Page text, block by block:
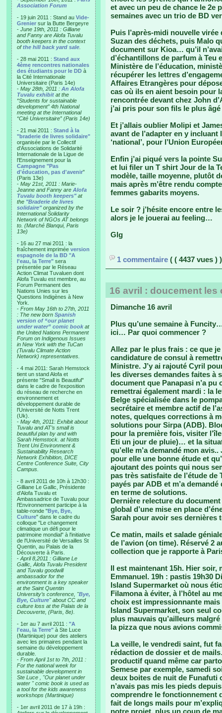
Association Forum
- 19 juin 2011 : Stand au Vide-
Grenier sur la Butte Bergeyre
- June 19th, 2011 : Gilliane
and Fanny are Alofa Tuvalu
booth keepers in the context
ofthe hill back yard sale
- 28 mai 2011 : Stand aux
4ème rencontres nationales
des étudiants pour le DD à
la Cité Internationale
Universitaire (Paris 14e)
- May 28th, 2011 : An Alofa
Tuvalu exhibit at the
“Students for sustainable
development” 4th National
meeting at the International
“Cité Universitaire” (Paris 14e)
- 21 mai 2011 : Stand à la
"braderie de livres solidaire"
organisée par le Collectif
d'Associations de Solidarité
Internationale de la Ligue de
l'Enseignement pour la
Campagne "Pas
d'éducation, pas d'avenir"
(Paris 13e)
- May 21st, 2011 : Marie-
Jeanne and Fanny are Alofa
Tuvalu booth keepers"at
the "Braderie de livres
solidaire"organized by the
International Solidarity
Network of NGOs AT belongs
to. (Marché Blanqui, Paris
13e)
- 16 au 27 mai 2011 : la
fraîchement imprimée version
espagnole de la BD "A
l'eau, la Terre" sera
présentée par le Réseau
Action Climat Tuvaluen dont
Alofa Tuvalu est membre, au
Forum Permanent des
Nations Unies sur les
Questions Indigènes à New
York.
- From May 16th to 27th, 2011
: The new born Spanish
version of “our planet
under water” comic book at
the United Nations Permanent
Forum on Indigenous Issues
in New York with the TuCan
(Tuvalu Climate Action
Network) representatives.
- 4 mai 2011: Sarah Hemstock
tient un stand Alofa et
présente "Small is Beautiful"
dans le cadre de l'exposition
du réseau de recherche en
environnement et
développement durable de
l'Université de Notts Trent
(Uk).
- May 4th, 2011: Exhibit about
Tuvalu and AT’s small is
beautiful plan by and with
Sarah Hemstock. at Notts
Trent Uni Environment &
Sustainability Research
Network Exhibition, DICE
Centre Conference Suite, City
Campus.
- 8 avril 2011 de 10h à 12h30 :
Gilliane Le Gallic, Présidente
d'Alofa Tuvalu et
Ambassadrice de Tuvalu pour
l'Environnement participe à la
table-ronde "Bye, Bye,
Culture" dans le cadre du
colloque "Le changement
climatique un défi pour le
patrimoine mondial" à l'initiative
de l'Université de Versailles St
Quentin, au Palais de la
Découverte à Paris.
- April 8,2011 : Gilliane Le
Gallic, Alofa Tuvalu President
and Tuvalu goodwill
ambassador for the
environment is a key speaker
at the Saint Quentin
University’s conference, "Bye,
Bye, Culture" about CC and
culture loss at the Palais de la
Decouverte, (Paris, 8e).
- 1er au 7 avril 2011 : "A
l'eau, la Terre" à Ste Luce
(Martinique) pour des ateliers
avec les primaires pendant la
semaine du développement
durable.
- From April 1st to 7th, 2011 :
For the national week for
sustainable development in
Ste Luce , "Our planet under
water " comic book is used as
a tool for the kids awareness
workshops (Martinique)
- 1er avril 2011 de 17 à 19h :
et avec un peu de chance le 2e
semaines avec un trio de BD
Puis l’après-midi nouvelle
Suzan des déchets, puis Malo
document sur Kioa… qu’il
d’échantillons de parfum à Teu
Ministère de l’éducation,
récupérer les lettres
Affaires Etrangères pour
cas où ils en aient besoin pour
rencontrée devant chez John
j’ai pris pour son fils le plus
Et j’allais oublier Molipi et
avant de l’adapter en y
‘national’, pour l’Union
Enfin j’ai piqué vers la pointe
et lui filer un T shirt Jour de la
modèle, taille moyenne, plutôt
mais après m’être rendu
femmes gabarits moyens.
Le soir ? j’hésite encore entre
alors je le jouerai au feeling…
Glg
1 commentaire ( ( 4437 vues ) )
16 avril : doucement
Dimanche 16 avril
Plus qu’une semaine à
ici… Par quoi commencer ?
Allez par le plus frais : ce que
candidature de consul à
Ministre. J’y ai rajouté Cyril
les diverses demandes faites à
document que Panapasi n’a
remettrai également mardi : la
Belge spécialisée dans le
secrétaire et membre actif de
notes, quelques corrections à
solutions pour Sirpa (ADB).
pour la première fois, visiter
Eti un jour de pluie)… et la
qu’elle m’a demandé mon
pour elle une bonne étude et
ajoutant des points qui nous
pas très satisfaite de l’étude
payés par ADB et m’a
en terme de solutions.
Dernière relecture du
global d’une mise en place
Sarah pour avoir ses dernières
Ce matin, mails et salade
de l’avion (on time). Réservé 2
collection que je rapporte à
Il est maintenant 15h. Hier soir,
Emmanuel. 19h : pastis 19h30
Island Supermarket où nous
Filamona à éviter, à l’hôtel au
choix est impressionnante
Island Supermarket, son seul
plus mauvais qu’ailleurs
la pizza que nous avions
La veille, le vendredi saint, fut
rédaction de dossier et de
productif quand même car
Semese par exemple, samedi
deux boites de nuit de Funafuti
n’avais pas mis les pieds
comprendre le fonctionnement
fait de longs mails pour
notre projet, plus un coup de